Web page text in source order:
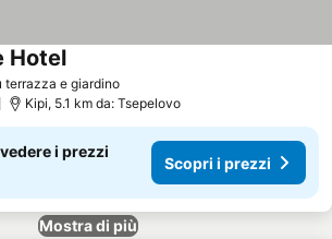
terrazza e giardinoScopri i prezzi
HotelScopri i prezzi
Kipi, 5.1 km da: Tsepelovo
i prezzi
Scopri i prezzi
Mostra di più